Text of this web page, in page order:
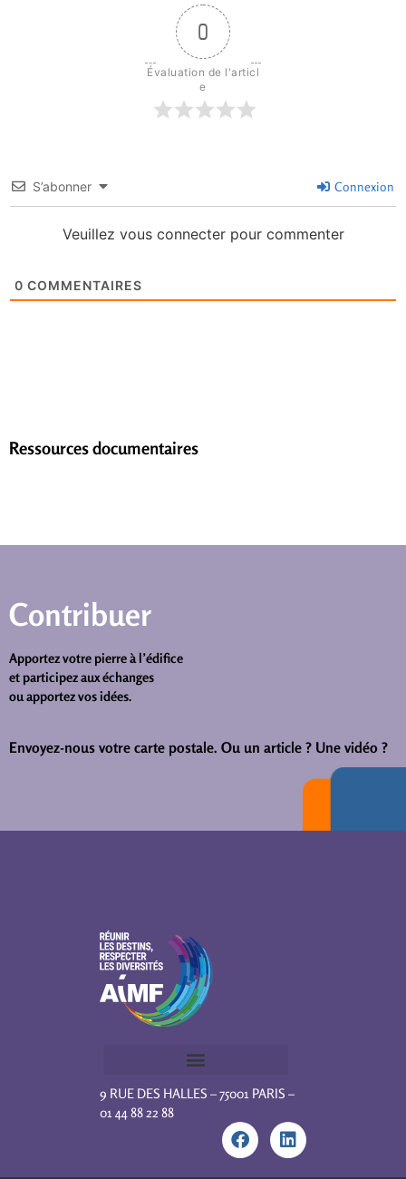
0
Évaluation de l'articl
e
S’abonner Connexion
Veuillez vous connecter pour commenter
0 COMMENTAIRES
Ressources documentaires
Contribuer
Apportez votre pierre à l’édifice
et participez aux échanges
ou apportez vos idées.
Envoyez-nous votre carte postale. Ou un article ? Une vidéo ?
9 RUE DES HALLES – 75001 PARIS –
01 44 88 22 88